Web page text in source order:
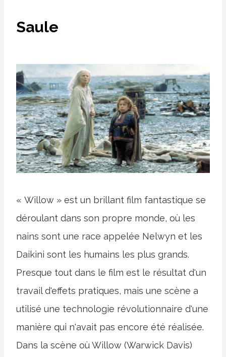
Saule
« Willow » est un brillant film fantastique se
déroulant dans son propre monde, où les
nains sont une race appelée Nelwyn et les
Daikini sont les humains les plus grands.
Presque tout dans le film est le résultat d'un
travail d'effets pratiques, mais une scène a
utilisé une technologie révolutionnaire d'une
manière qui n'avait pas encore été réalisée.
Dans la scène où Willow (Warwick Davis)